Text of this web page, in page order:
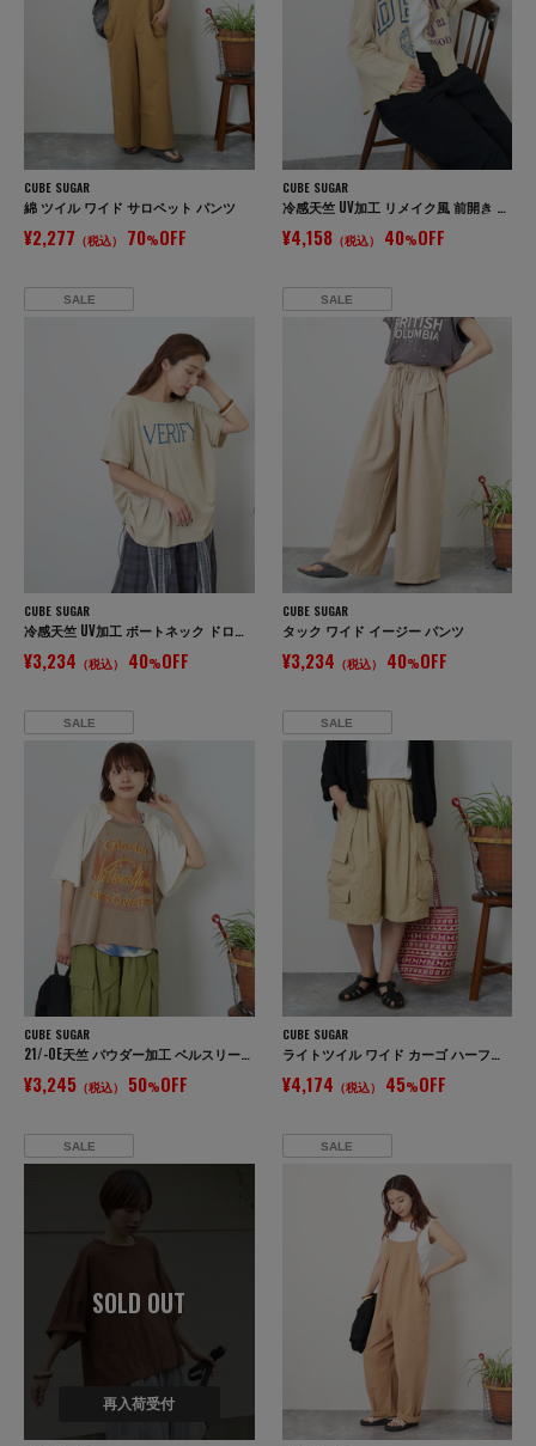
CUBE SUGAR
綿 ツイル ワイド サロペット パンツ
¥2,277 （税込） 70%OFF
CUBE SUGAR
冷感天竺 UV加工 リメイク風 前開き パーカー
¥4,158（税込） 40%OFF
SALE
CUBE SUGAR
冷感天竺 UV加工 ボートネック ドロスト Tシャツ
¥3,234 （税込） 40%OFF
SALE
CUBE SUGAR
タック ワイド イージー パンツ
¥3,234 （税込） 40%OFF
SALE
CUBE SUGAR
21/-OE天竺 パウダー加工 ベルスリーブ Tシャツ
¥3,245 （税込） 50%OFF
SALE
CUBE SUGAR
ライトツイル ワイド カーゴ ハーフパンツ
¥4,174 （税込） 45%OFF
SALE
SOLD OUT
再入荷受付
SALE